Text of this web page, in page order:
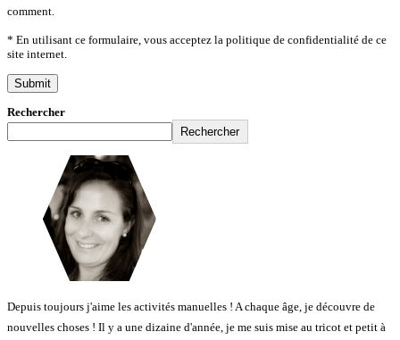
comment.
* En utilisant ce formulaire, vous acceptez la politique de confidentialité de ce
site internet.
Rechercher
Rechercher
Depuis toujours j'aime les activités manuelles ! A chaque âge, je découvre de
nouvelles choses ! Il y a une dizaine d'année, je me suis mise au tricot et petit à